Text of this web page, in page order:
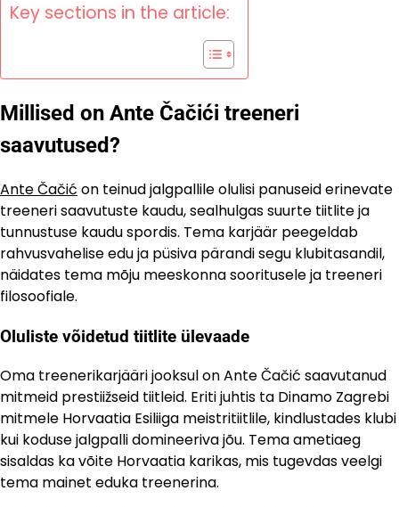
Key sections in the article:
Millised on Ante Čačići treeneri
saavutused?
Ante Čačić on teinud jalgpallile olulisi panuseid erinevate
treeneri saavutuste kaudu, sealhulgas suurte tiitlite ja
tunnustuse kaudu spordis. Tema karjäär peegeldab
rahvusvahelise edu ja püsiva pärandi segu klubitasandil,
näidates tema mõju meeskonna sooritusele ja treeneri
filosoofiale.
Oluliste võidetud tiitlite ülevaade
Oma treenerikarjääri jooksul on Ante Čačić saavutanud
mitmeid prestiižseid tiitleid. Eriti juhtis ta Dinamo Zagrebi
mitmele Horvaatia Esiliiga meistritiitlile, kindlustades klubi
kui koduse jalgpalli domineeriva jõu. Tema ametiaeg
sisaldas ka võite Horvaatia karikas, mis tugevdas veelgi
tema mainet eduka treenerina.